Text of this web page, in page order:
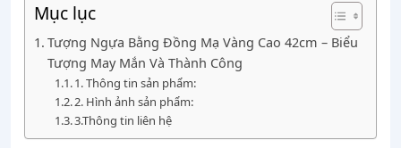
Mục lục
Tượng Ngựa Bằng Đồng Mạ Vàng Cao 42cm – Biểu
Tượng May Mắn Và Thành Công
1. Thông tin sản phẩm:
2. Hình ảnh sản phẩm:
3.Thông tin liên hệ